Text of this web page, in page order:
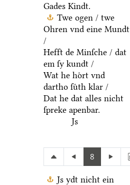
Gades Kindt.
Twe ogen / twe
Ohren vnd eine Mundt
/
Hefft de Minſche / dat
em ſy kundt /
Wat he hoͤrt vnd
dartho ſuͤth klar /
Dat he dat alles nicht
ſpreke apenbar.
Js
8
Js ydt nicht ein